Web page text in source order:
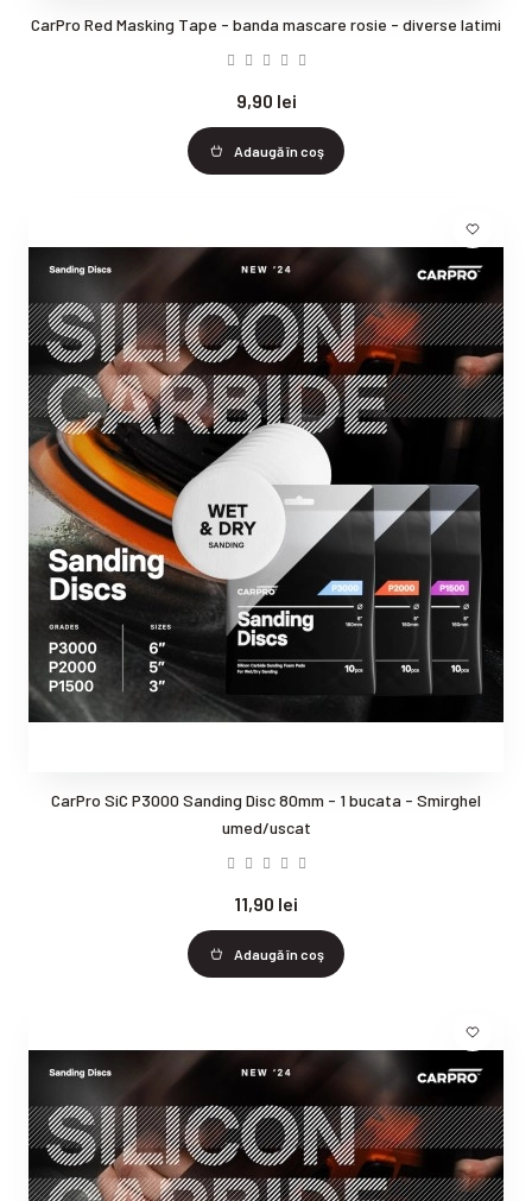
CarPro Red Masking Tape - banda mascare rosie - diverse latimi
9,90 lei
Adaugă în coş
CarPro SiC P3000 Sanding Disc 80mm - 1 bucata - Smirghel
umed/uscat
11,90 lei
Adaugă în coş